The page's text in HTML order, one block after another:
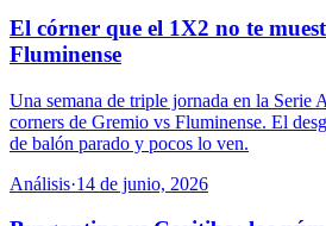
El córner que el 1X2 no te
Fluminense
Una semana de triple jornada en la Serie
corners de Gremio vs Fluminense. El
de balón parado y pocos lo ven.
Análisis·14 de junio, 2026